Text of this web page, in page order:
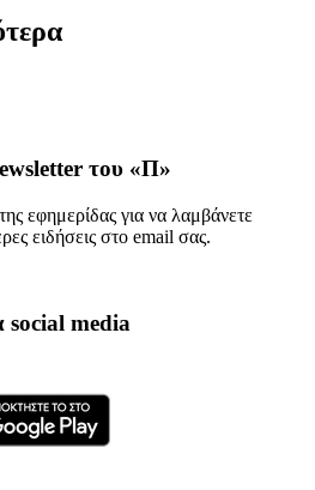
του «Π»
εφημερίδας για να λαμβάνετε
ειδήσεις στο email σας.
social media